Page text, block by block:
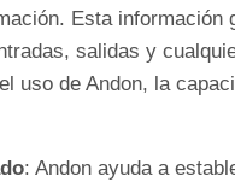
Esta información
salidas y
uso de Andon, la
: Andon ayuda a